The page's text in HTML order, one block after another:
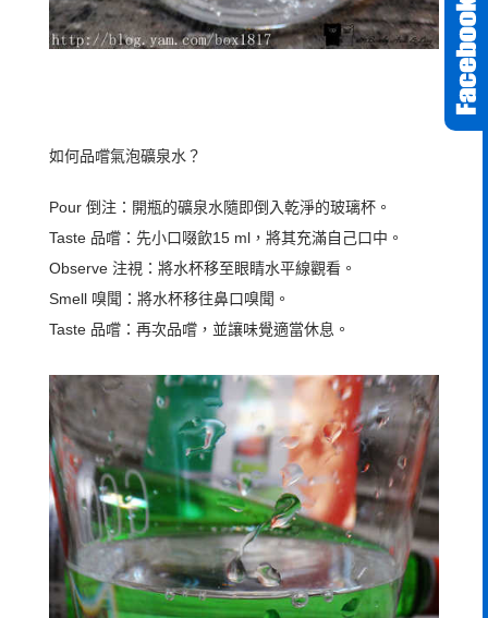
如何品嚐氣泡礦泉水？
Pour 倒注：開瓶的礦泉水隨即倒入乾淨的玻璃杯。
Taste 品嚐：先小口啜飲15 ml，將其充滿自己口中。
Observe 注視：將水杯移至眼睛水平線觀看。
Smell 嗅聞：將水杯移往鼻口嗅聞。
Taste 品嚐：再次品嚐，並讓味覺適當休息。